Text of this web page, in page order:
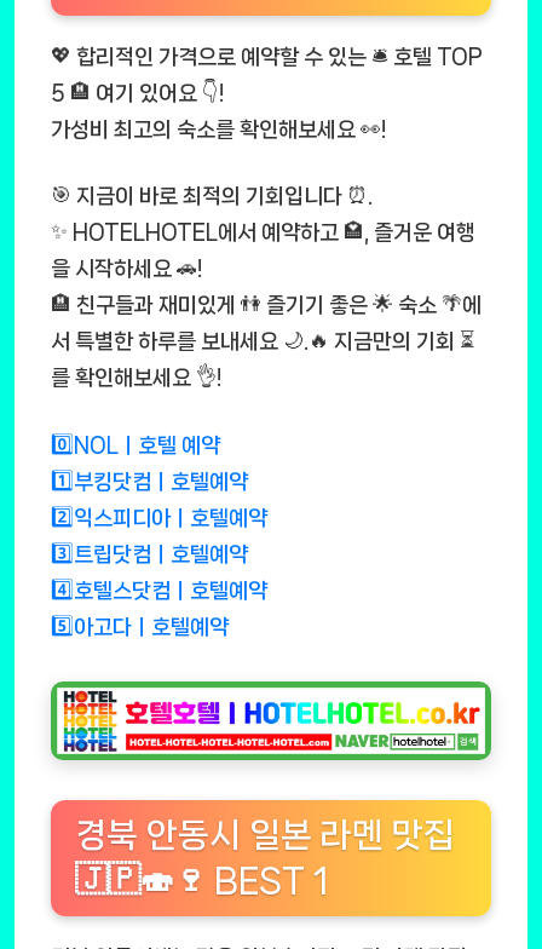
💖 합리적인 가격으로 예약할 수 있는 🛎️ 호텔 TOP
5 🏨 여기 있어요 👇!
가성비 최고의 숙소를 확인해보세요 👀!
🎯 지금이 바로 최적의 기회입니다 ⏰.
✨ HOTELHOTEL에서 예약하고 🏩, 즐거운 여행
을 시작하세요 🚗!
🏨 친구들과 재미있게 👫 즐기기 좋은 🌟 숙소 🌴에
서 특별한 하루를 보내세요 🌙.🔥 지금만의 기회 ⏳
를 확인해보세요 👌!
0️⃣NOLㅣ호텔 예약
1️⃣부킹닷컴ㅣ호텔예약
2️⃣익스피디아ㅣ호텔예약
3️⃣트립닷컴ㅣ호텔예약
4️⃣호텔스닷컴ㅣ호텔예약
5️⃣아고다ㅣ호텔예약
경북 안동시 일본 라멘 맛집
🇯🇵🍣🍷 BEST 1